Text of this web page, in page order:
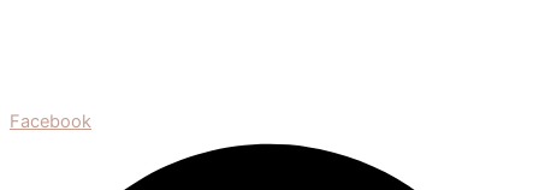
Facebook